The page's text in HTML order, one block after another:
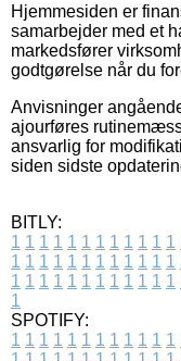
Hjemmesiden er
samarbejder med et
markedsfører
godtgørelse når du
Anvisninger
ajourføres
ansvarlig for
siden sidste
BITLY:
1 1 1 1 1 1 1 1 1 1 1 1
1 1 1 1 1 1 1 1 1 1 1 1
1 1 1 1 1 1 1 1 1 1 1 1
1
SPOTIFY:
1 1 1 1 1 1 1 1 1 1 1 1